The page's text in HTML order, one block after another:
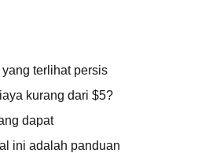
terlihat persis
kurang dari $5?
dapat
ini adalah panduan